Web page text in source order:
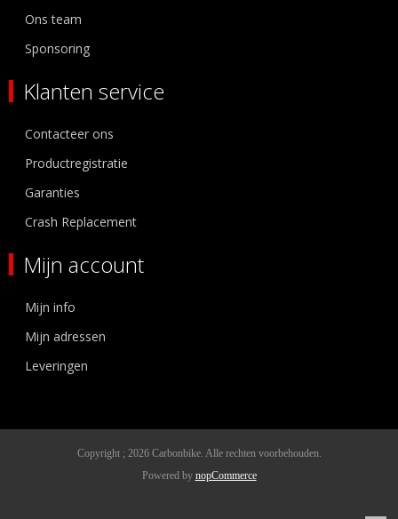
Ons team
Sponsoring
Klanten service
Contacteer ons
Productregistratie
Garanties
Crash Replacement
Mijn account
Mijn info
Mijn adressen
Leveringen
Copyright ; 2026 Carbonbike. Alle rechten voorbehouden.
Powered by nopCommerce